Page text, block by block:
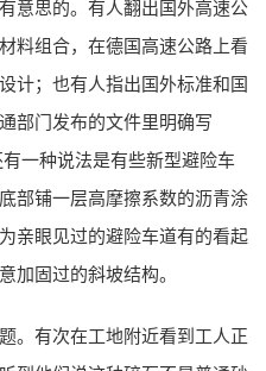
意思的。有人翻出国外高速公
料组合，在德国高速公路上看
计；也有人指出国外标准和国
部门发布的文件里明确写
一种说法是有些新型避险车
部铺一层高摩擦系数的沥青涂
亲眼见过的避险车道有的看起
加固过的斜坡结构。
。有次在工地附近看到工人正